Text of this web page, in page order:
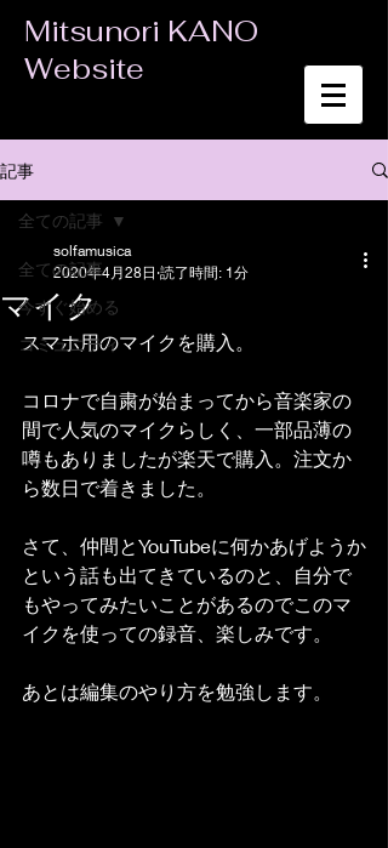
Mitsunori KANO
Website
記事
全ての記事
今すぐ始める
コミュニティ
全ての記事
マイク
solfamusica
2020年4月28日 読了時間: 1分
スマホ用のマイクを購入。
コロナで自粛が始まってから音楽家の
間で人気のマイクらしく、一部品薄の
噂もありましたが楽天で購入。注文か
ら数日で着きました。
さて、仲間とYouTubeに何かあげようか
という話も出てきているのと、自分で
もやってみたいことがあるのでこのマ
イクを使っての録音、楽しみです。
あとは編集のやり方を勉強します。